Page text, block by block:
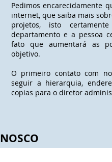
Pedimos encarecidamente
internet, que saiba mais
projetos, isto
departamento e a pessoa
fato que aumentará as
objetivo.
O primeiro contato com
seguir a hierarquia,
copias para o diretor